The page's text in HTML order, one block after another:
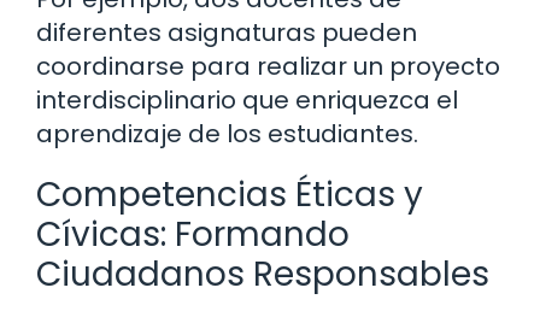
diferentes asignaturas pueden
coordinarse para realizar un proyecto
interdisciplinario que enriquezca el
aprendizaje de los estudiantes.
Competencias Éticas y
Cívicas: Formando
Ciudadanos Responsables